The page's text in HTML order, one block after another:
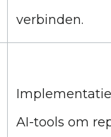
verbinden.
AI-tools om